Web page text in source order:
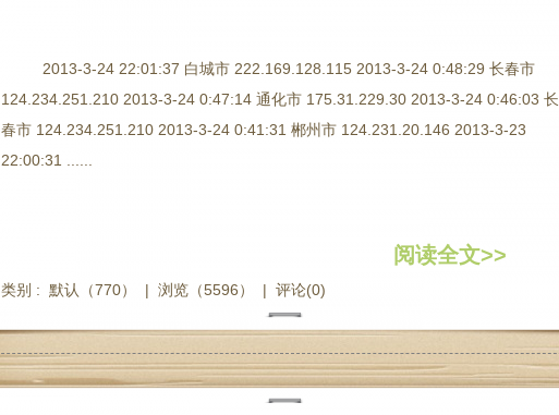
2013-3-24 22:01:37 白城市 222.169.128.115 2013-3-24 0:48:29 长春市
124.234.251.210 2013-3-24 0:47:14 通化市 175.31.229.30 2013-3-24 0:46:03 长
春市 124.234.251.210 2013-3-24 0:41:31 郴州市 124.231.20.146 2013-3-23
22:00:31 ......
阅读全文>>
类别 : 默认 （770） | 浏览（5596） | 评论(0)